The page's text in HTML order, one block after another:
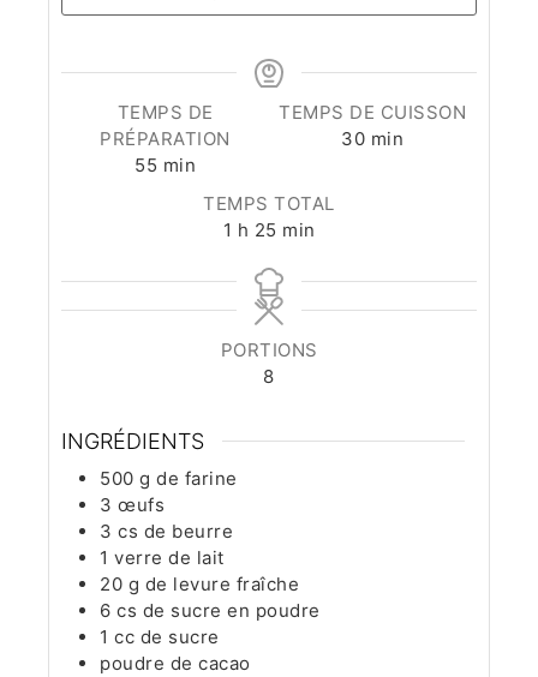
TEMPS DE
PRÉPARATION
55 minutes
min
TEMPS DE CUISSON
30minutes
min
TEMPS TOTAL
1 heure
h 25 minutes
min
PORTIONS
8
INGRÉDIENTS
500 g de farine
3 œufs
3 cs de beurre
1 verre de lait
20 g de levure fraîche
6 cs de sucre en poudre
1 cc de sucre
poudre de cacao